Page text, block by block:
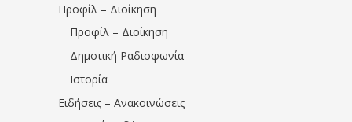
Προφίλ – Διοίκηση
Προφίλ – Διοίκηση
Δημοτική Ραδιοφωνία
Ιστορία
Ειδήσεις – Ανακοινώσεις